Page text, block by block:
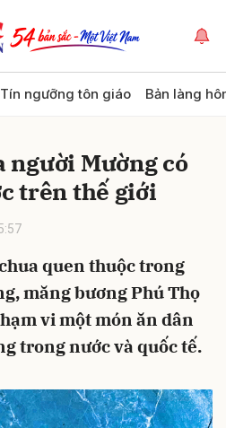
Tín ngưỡng tôn giáo Bản làng
người Mường có
trên thế giới
quen thuộc trong
măng bương Phú Thọ
vi một món ăn dân
trong nước và quốc tế.
Hủy Gửi